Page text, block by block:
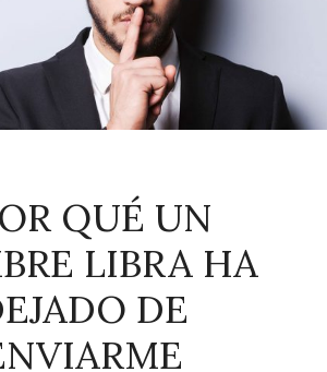
QUÉ UN
LIBRA HA
DE